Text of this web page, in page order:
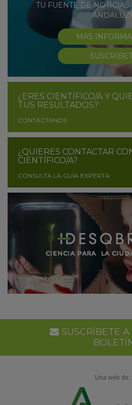
TU FUENTE DE
MÁS
¿ERES CIENTÍFICO/A Y
TUS RESULTADOS?
CONTÁCTANOS
¿QUIERES CONTACTAR
CIENTÍFICO/A?
CONSULTA LA GUÍA EXPERTA
SUSCRÍBETE A
Una web de: